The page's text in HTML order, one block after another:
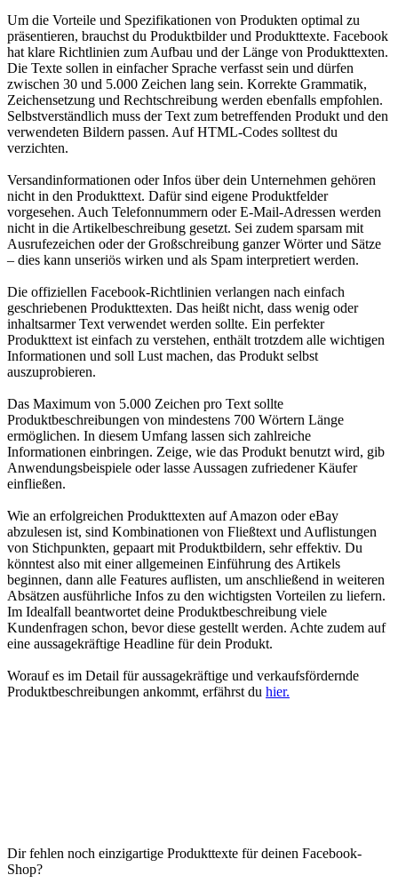
Um die Vorteile und Spezifikationen von Produkten optimal zu
präsentieren, brauchst du Produktbilder und Produkttexte. Facebook
hat klare Richtlinien zum Aufbau und der Länge von Produkttexten.
Die Texte sollen in einfacher Sprache verfasst sein und dürfen
zwischen 30 und 5.000 Zeichen lang sein. Korrekte Grammatik,
Zeichensetzung und Rechtschreibung werden ebenfalls empfohlen.
Selbstverständlich muss der Text zum betreffenden Produkt und den
verwendeten Bildern passen. Auf HTML-Codes solltest du
verzichten.
Versandinformationen oder Infos über dein Unternehmen gehören
nicht in den Produkttext. Dafür sind eigene Produktfelder
vorgesehen. Auch Telefonnummern oder E-Mail-Adressen werden
nicht in die Artikelbeschreibung gesetzt. Sei zudem sparsam mit
Ausrufezeichen oder der Großschreibung ganzer Wörter und Sätze
– dies kann unseriös wirken und als Spam interpretiert werden.
Die offiziellen Facebook-Richtlinien verlangen nach einfach
geschriebenen Produkttexten. Das heißt nicht, dass wenig oder
inhaltsarmer Text verwendet werden sollte. Ein perfekter
Produkttext ist einfach zu verstehen, enthält trotzdem alle wichtigen
Informationen und soll Lust machen, das Produkt selbst
auszuprobieren.
Das Maximum von 5.000 Zeichen pro Text sollte
Produktbeschreibungen von mindestens 700 Wörtern Länge
ermöglichen. In diesem Umfang lassen sich zahlreiche
Informationen einbringen. Zeige, wie das Produkt benutzt wird, gib
Anwendungsbeispiele oder lasse Aussagen zufriedener Käufer
einfließen.
Wie an erfolgreichen Produkttexten auf Amazon oder eBay
abzulesen ist, sind Kombinationen von Fließtext und Auflistungen
von Stichpunkten, gepaart mit Produktbildern, sehr effektiv. Du
könntest also mit einer allgemeinen Einführung des Artikels
beginnen, dann alle Features auflisten, um anschließend in weiteren
Absätzen ausführliche Infos zu den wichtigsten Vorteilen zu liefern.
Im Idealfall beantwortet deine Produktbeschreibung viele
Kundenfragen schon, bevor diese gestellt werden. Achte zudem auf
eine aussagekräftige Headline für dein Produkt.
Worauf es im Detail für aussagekräftige und verkaufsfördernde
Produktbeschreibungen ankommt, erfährst du hier.
Dir fehlen noch einzigartige Produkttexte für deinen Facebook-
Shop?